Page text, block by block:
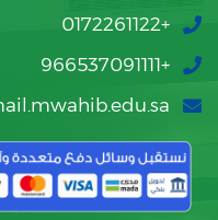
+0172261122
+966537091111